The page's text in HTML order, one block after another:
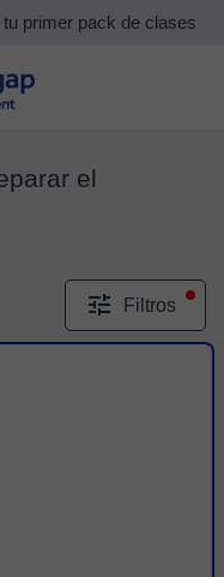
primer pack de clases
el
Filtros